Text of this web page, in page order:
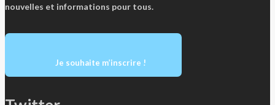
nouvelles et informations pour tous.
Je souhaite m’inscrire !